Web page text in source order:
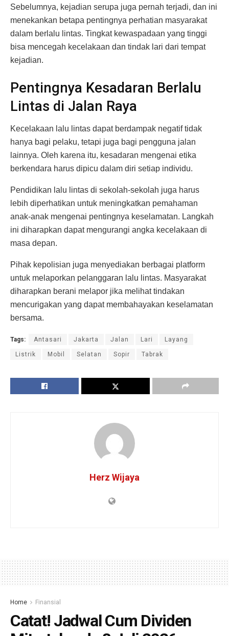
Sebelumnya, kejadian serupa juga pernah terjadi, dan ini
menekankan betapa pentingnya perhatian masyarakat
dalam berlalu lintas. Tingkat kewaspadaan yang tinggi
bisa mencegah kecelakaan dan tindak lari dari tempat
kejadian.
Pentingnya Kesadaran Berlalu
Lintas di Jalan Raya
Kecelakaan lalu lintas dapat berdampak negatif tidak
hanya bagi pelaku, tetapi juga bagi pengguna jalan
lainnya. Oleh karena itu, kesadaran mengenai etika
berkendara harus dipicu dalam diri setiap individu.
Pendidikan lalu lintas di sekolah-sekolah juga harus
lebih diperhatikan untuk meningkatkan pemahaman
anak-anak mengenai pentingnya keselamatan. Langkah
ini diharapkan dapat mengurangi angka kecelakaan di
masa depan.
Pihak kepolisian juga menyediakan berbagai platform
untuk melaporkan pelanggaran lalu lintas. Masyarakat
diharapkan berani melapor jika melihat tindakan
mencurigakan yang dapat membahayakan keselamatan
bersama.
Tags: Antasari Jakarta Jalan Lari Layang
Listrik Mobil Selatan Sopir Tabrak
Herz Wijaya
Home Finansial
Catat! Jadwal Cum Dividen